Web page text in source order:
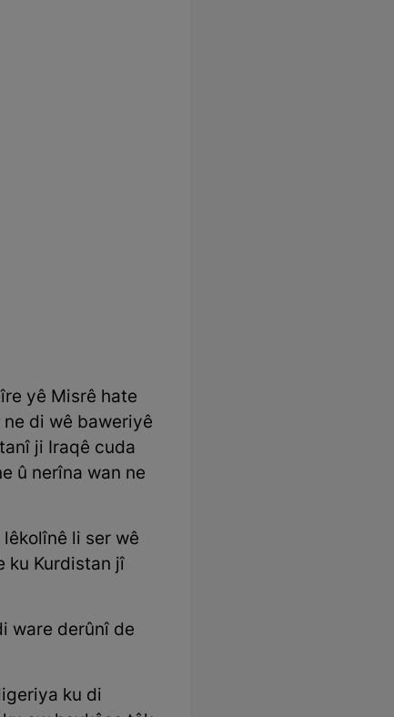
yê Misrê hate
di wê baweriyê
ji Iraqê cuda
û nerîna wan ne
li ser wê
ku Kurdistan jî
ware derûnî de
ku di